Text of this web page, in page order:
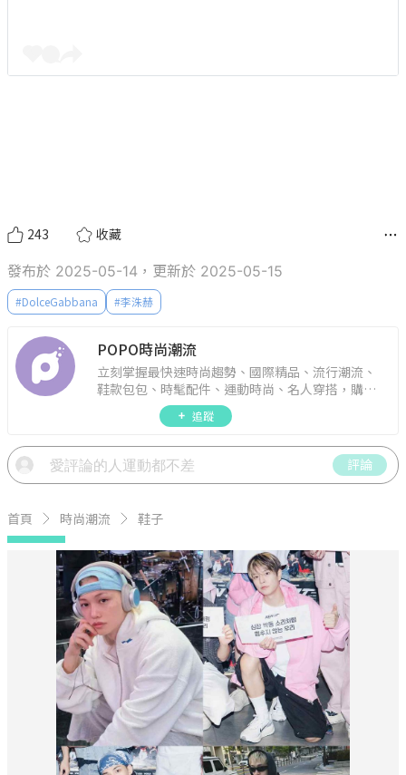
243 收藏
發布於 2025-05-14，更新於 2025-05-15
#DolceGabbana #李洙赫
POPO時尚潮流
立刻掌握最快速時尚趨勢、國際精品、流行潮流、
鞋款包包、時髦配件、運動時尚、名人穿搭，購物
追蹤
評論
首頁 時尚潮流 鞋子